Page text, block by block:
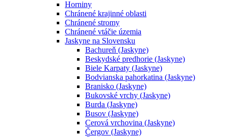
Horniny
Chránené krajinné oblasti
Chránené stromy
Chránené vtáčie územia
Jaskyne na Slovensku
Bachureň (Jaskyne)
Beskydské predhorie (Jaskyne)
Biele Karpaty (Jaskyne)
Bodvianska pahorkatina (Jaskyne)
Branisko (Jaskyne)
Bukovské vrchy (Jaskyne)
Burda (Jaskyne)
Busov (Jaskyne)
Cerová vrchovina (Jaskyne)
Čergov (Jaskyne)